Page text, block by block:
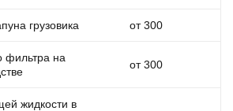
грузовика от 300
фильтра на
от 300
жидкости в